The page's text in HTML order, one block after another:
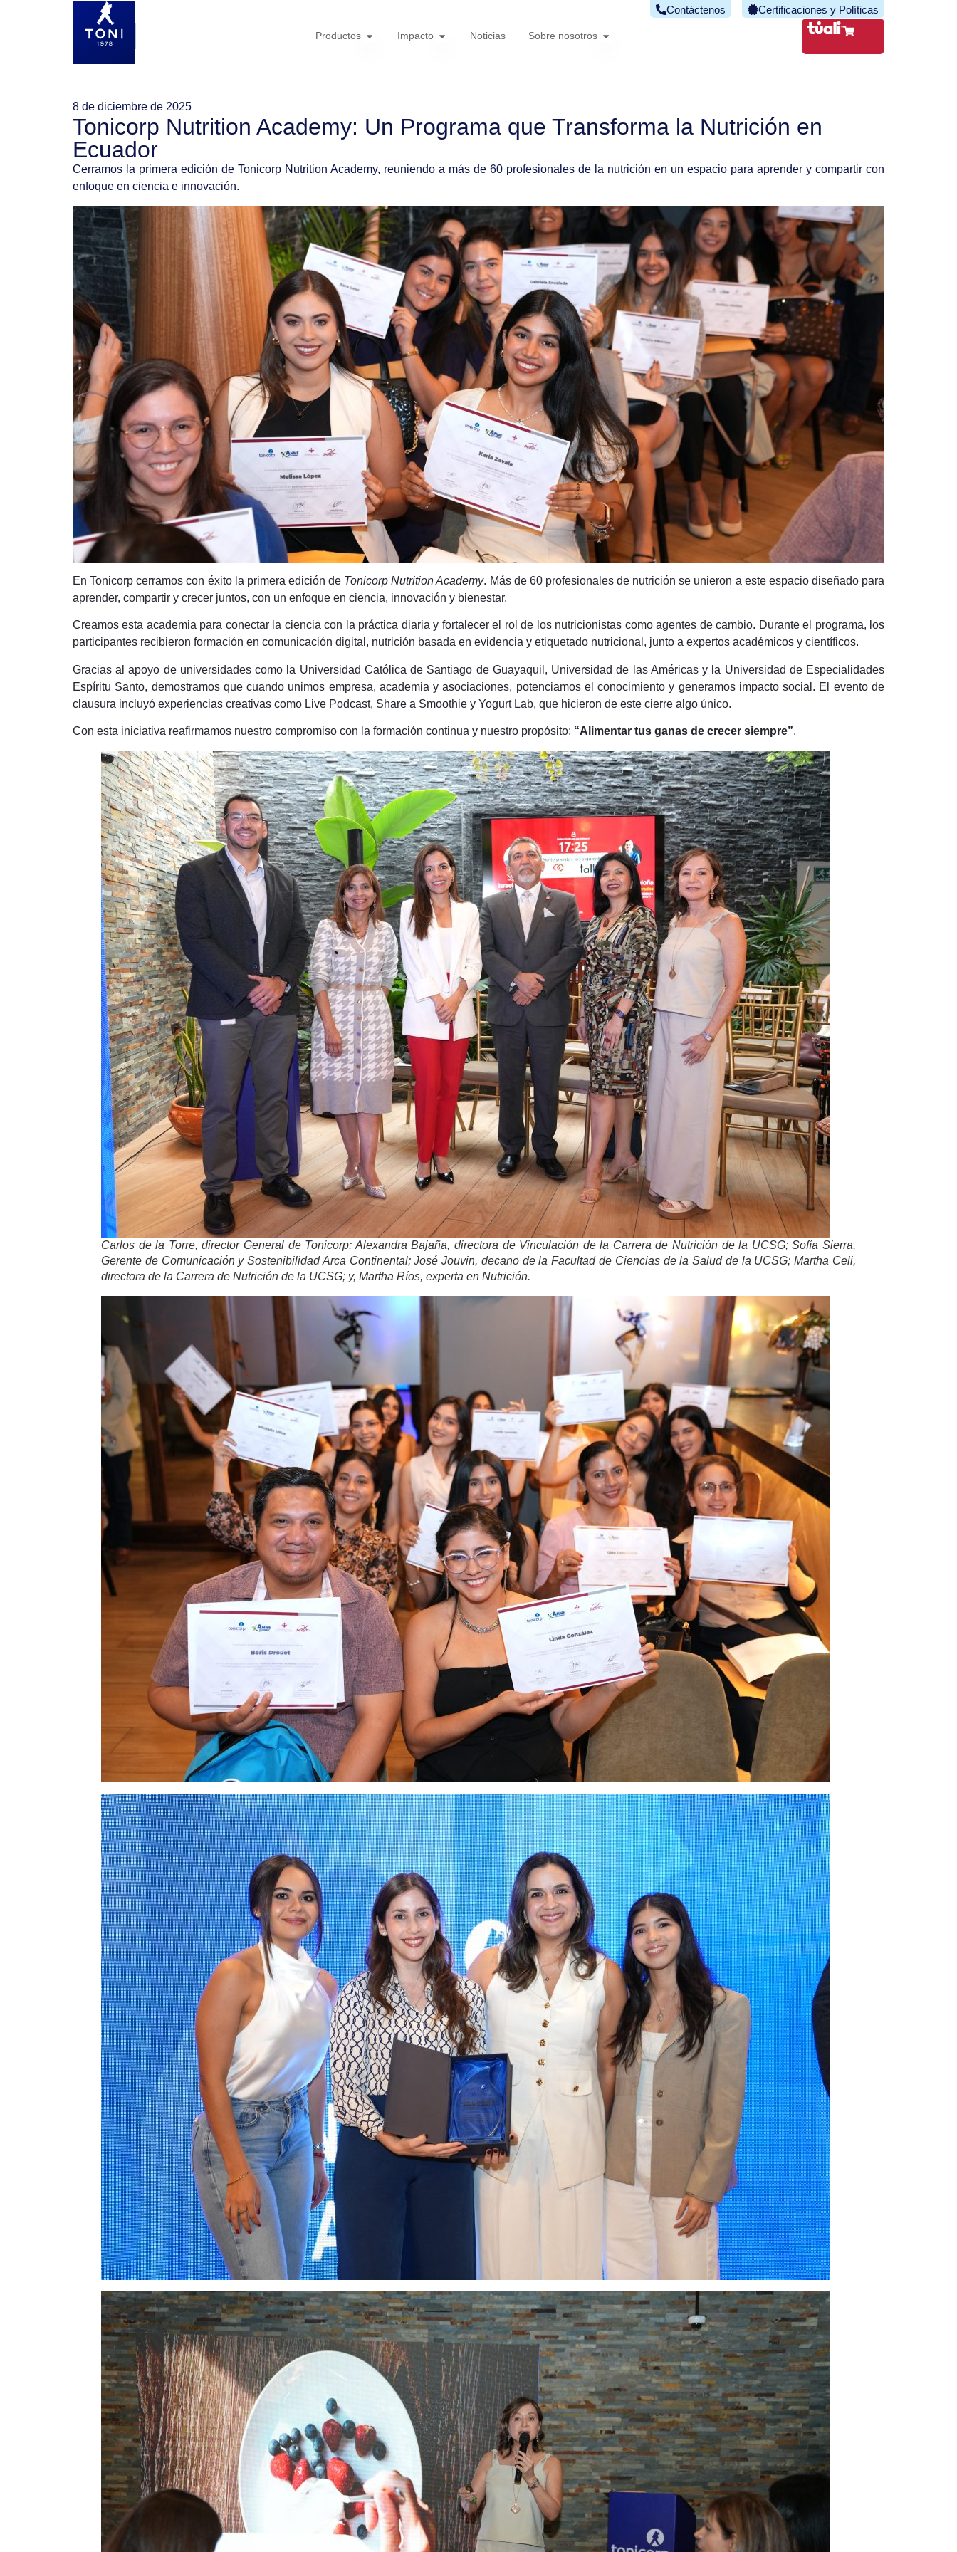
Productos Impacto Noticias Sobre nosotros
Certificaciones y Políticas
Contáctenos
8 de diciembre de 2025
Tonicorp Nutrition Academy: Un Programa que Transforma la Nutrición en
Ecuador
Cerramos la primera edición de Tonicorp Nutrition Academy, reuniendo a más de 60 profesionales de la nutrición en un espacio para aprender y compartir con
enfoque en ciencia e innovación.
En Tonicorp cerramos con éxito la primera edición de Tonicorp Nutrition Academy. Más de 60 profesionales de nutrición se unieron a este espacio diseñado para
aprender, compartir y crecer juntos, con un enfoque en ciencia, innovación y bienestar.
Creamos esta academia para conectar la ciencia con la práctica diaria y fortalecer el rol de los nutricionistas como agentes de cambio. Durante el programa, los
participantes recibieron formación en comunicación digital, nutrición basada en evidencia y etiquetado nutricional, junto a expertos académicos y científicos.
Gracias al apoyo de universidades como la Universidad Católica de Santiago de Guayaquil, Universidad de las Américas y la Universidad de Especialidades
Espíritu Santo, demostramos que cuando unimos empresa, academia y asociaciones, potenciamos el conocimiento y generamos impacto social. El evento de
clausura incluyó experiencias creativas como Live Podcast, Share a Smoothie y Yogurt Lab, que hicieron de este cierre algo único.
Con esta iniciativa reafirmamos nuestro compromiso con la formación continua y nuestro propósito: “Alimentar tus ganas de crecer siempre”.
Carlos de la Torre, director General de Tonicorp; Alexandra Bajaña, directora de Vinculación de la Carrera de Nutrición de la UCSG; Sofía Sierra,
Gerente de Comunicación y Sostenibilidad Arca Continental; José Jouvin, decano de la Facultad de Ciencias de la Salud de la UCSG; Martha Celi,
directora de la Carrera de Nutrición de la UCSG; y, Martha Ríos, experta en Nutrición.